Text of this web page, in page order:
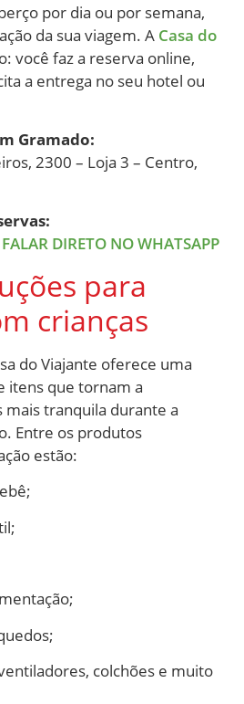
por dia ou por semana,
da sua viagem. A Casa do
você faz a reserva online,
a entrega no seu hotel ou
Gramado:
2300 – Loja 3 – Centro,
DIRETO NO WHATSAPP
para
crianças
do Viajante oferece uma
itens que tornam a
mais tranquila durante a
Entre os produtos
estão:
colchões e muito